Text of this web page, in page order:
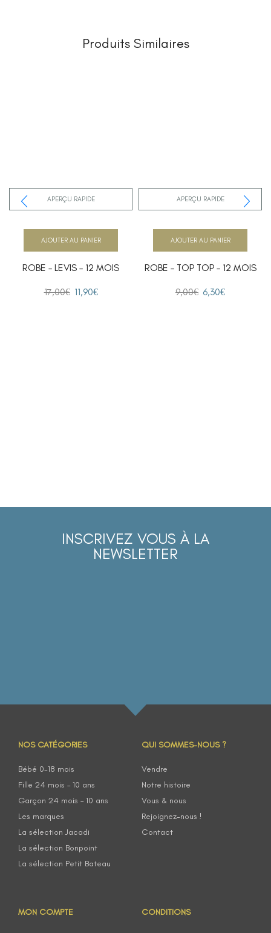
Produits Similaires
APERÇU RAPIDE
ROBE – LEVIS – 12 MOIS
17,00€ 11,90€
AJOUTER AU PANIER
APERÇU RAPIDE
ROBE – TOP TOP – 12 MOIS
9,00€ 6,30€
AJOUTER AU PANIER
INSCRIVEZ VOUS À LA
NEWSLETTER
NOS CATÉGORIES
Bébé 0-18 mois
Fille 24 mois – 10 ans
Garçon 24 mois – 10 ans
Les marques
La sélection Jacadi
La sélection Bonpoint
La sélection Petit Bateau
QUI SOMMES-NOUS ?
Vendre
Notre histoire
Vous & nous
Rejoignez-nous !
Contact
MON COMPTE CONDITIONS